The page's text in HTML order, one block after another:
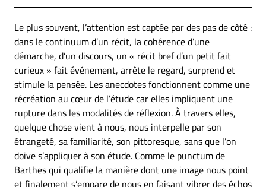
Le plus souvent, l’attention est captée par des pas de côté :
dans le continuum d’un récit, la cohérence d’une
démarche, d’un discours, un « récit bref d’un petit fait
curieux » fait événement, arrête le regard, surprend et
stimule la pensée. Les anecdotes fonctionnent comme une
récréation au cœur de l’étude car elles impliquent une
rupture dans les modalités de réflexion. À travers elles,
quelque chose vient à nous, nous interpelle par son
étrangeté, sa familiarité, son pittoresque, sans que l’on
doive s’appliquer à son étude. Comme le punctum de
Barthes qui qualifie la manière dont une image nous point
et finalement s’empare de nous en faisant vibrer des échos